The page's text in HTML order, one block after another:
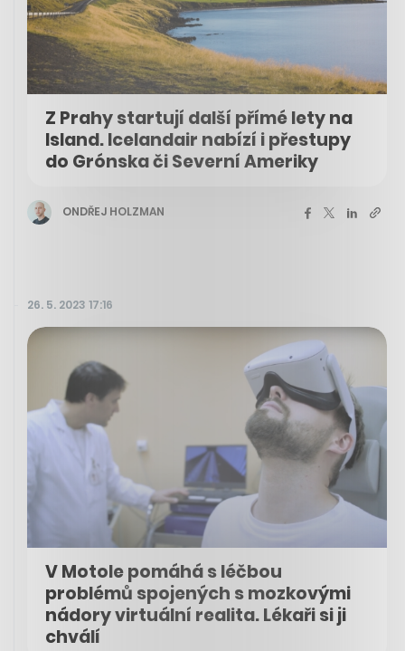
Z Prahy startují další přímé lety na
Island. Icelandair nabízí i přestupy
do Grónska či Severní Ameriky
ONDŘEJ HOLZMAN
26. 5. 2023 17:16
V Motole pomáhá s léčbou
problémů spojených s mozkovými
nádory virtuální realita. Lékaři si ji
chválí